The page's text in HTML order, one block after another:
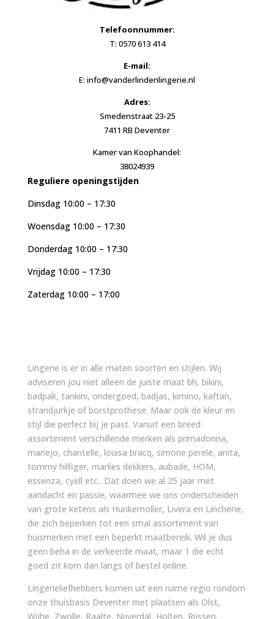
Telefoonnummer:
T: 0570 613 414
E-mail:
E: info@vanderlindenlingerie.nl
Adres:
Smedenstraat 23-25
7411 RB Deventer
Kamer van Koophandel:
38024939
Reguliere openingstijden
Dinsdag 10:00 – 17:30
Woensdag 10:00 – 17:30
Donderdag 10:00 – 17:30
Vrijdag 10:00 – 17:30
Zaterdag 10:00 – 17:00
Lingerie is er in alle maten soorten en stijlen. Wij
adviseren jou niet alleen de juiste maat bh, bikini,
badpak, tankini, ondergoed, badjas, kimino, kaftan,
strandjurkje of borstprothese. Maar ook de kleur en
stijl die perfect bij je past. Vanuit een breed
assortiment verschillende merken als primadonna,
mariejo, chantelle, louisa bracq, simone perele, anita,
tommy hilfiger, marlies dekkers, aubade, HOM,
essenza, cyell etc.. Dat doen we al 25 jaar met
aandacht en passie, waarmee we ons onderscheiden
van grote ketens als Hunkemoller, Livera en Lincherie,
die zich beperken tot een smal assortiment van
huismerken met een beperkt maatbereik. Wil je dus
geen beha in de verkeerde maat, maar 1 die echt
goed zit kom dan langs of bestel online.
Lingerieliefhebbers komen uit een ruime regio rondom
onze thuisbasis Deventer met plaatsen als Olst,
Wijhe, Zwolle, Raalte, Nijverdal, Holten, Rijssen,